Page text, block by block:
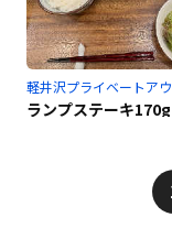
ランプステーキ170g